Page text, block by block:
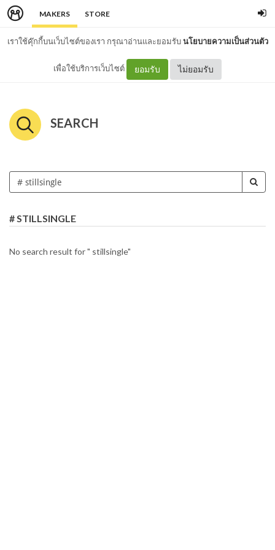
MAKERS STORE
เราใช้คุ๊กกี้บนเว็บไซต์ของเรา กรุณาอ่านและยอมรับนโยบายความเป็นส่วนตัว
เพื่อใช้บริการเว็บไซต์ ยอมรับ ไม่ยอมรับ
SEARCH
# STILLSINGLE
No search result for " stillsingle"